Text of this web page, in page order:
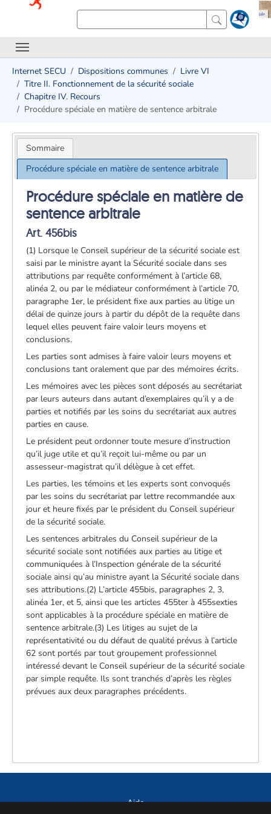
Internet SECU Dispositions communes
Livre VI
Titre II. Fonctionnement de la sécurité sociale
Chapitre IV. Recours
Procédure spéciale en matière de sentence arbitrale
Sommaire
Procédure spéciale en matière de sentence arbitrale
Procédure spéciale en matière de
sentence arbitrale
Art. 456bis
(1) Lorsque le Conseil supérieur de la sécurité sociale est
saisi par le ministre ayant la Sécurité sociale dans ses
attributions par requête conformément à l’article 68,
alinéa 2, ou par le médiateur conformément à l’article 70,
paragraphe 1er, le président fixe aux parties au litige un
délai de quinze jours à partir du dépôt de la requête dans
lequel elles peuvent faire valoir leurs moyens et
conclusions.
Les parties sont admises à faire valoir leurs moyens et
conclusions tant oralement que par des mémoires écrits.
Les mémoires avec les pièces sont déposés au secrétariat
par leurs auteurs dans autant d’exemplaires qu’il y a de
parties et notifiés par les soins du secrétariat aux autres
parties en cause.
Le président peut ordonner toute mesure d’instruction
qu’il juge utile et qu’il reçoit lui-même ou par un
assesseur-magistrat qu’il délègue à cet effet.
Les parties, les témoins et les experts sont convoqués
par les soins du secrétariat par lettre recommandée aux
jour et heure fixés par le président du Conseil supérieur
de la sécurité sociale.
Les sentences arbitrales du Conseil supérieur de la
sécurité sociale sont notifiées aux parties au litige et
communiquées à l’Inspection générale de la sécurité
sociale ainsi qu’au ministre ayant la Sécurité sociale dans
ses attributions.(2) L’article 455bis, paragraphes 2, 3,
alinéa 1er, et 5, ainsi que les articles 455ter à 455sexties
sont applicables à la procédure spéciale en matière de
sentence arbitrale.(3) Les litiges au sujet de la
représentativité ou du défaut de qualité prévus à l’article
62 sont portés par tout groupement professionnel
intéressé devant le Conseil supérieur de la sécurité sociale
par simple requête. Ils sont tranchés d’après les règles
prévues aux deux paragraphes précédents.
Aide